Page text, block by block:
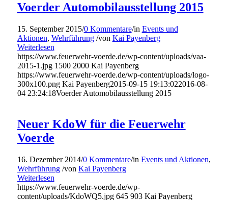
Voerder Automobilausstellung 2015
15. September 2015/0 Kommentare/in Events und
Aktionen, Wehrführung /von Kai Payenberg
Weiterlesen
https://www.feuerwehr-voerde.de/wp-content/uploads/vaa-
2015-1.jpg 1500 2000 Kai Payenberg
https://www.feuerwehr-voerde.de/wp-content/uploads/logo-
300x100.png Kai Payenberg2015-09-15 19:13:022016-08-
04 23:24:18Voerder Automobilausstellung 2015
Neuer KdoW für die Feuerwehr
Voerde
16. Dezember 2014/0 Kommentare/in Events und Aktionen,
Wehrführung /von Kai Payenberg
Weiterlesen
https://www.feuerwehr-voerde.de/wp-
content/uploads/KdoWQ5.jpg 645 903 Kai Payenberg